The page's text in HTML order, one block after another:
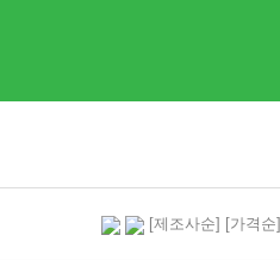
[제조사순] [가격순]